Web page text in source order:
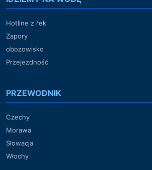
Hotline z řek
Zapory
obozowisko
Przejezdność
PRZEWODNIK
Czechy
Morawa
Słowacja
Włochy